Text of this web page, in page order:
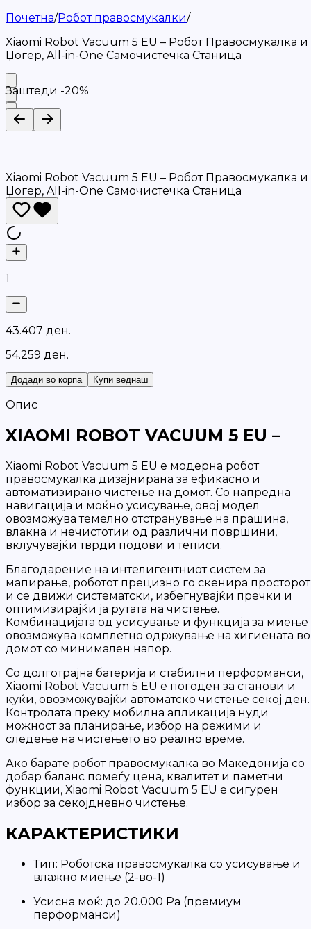
Почетна/Робот правосмукалки/
Xiaomi Robot Vacuum 5 EU – Робот Правосмукалка и
Џогер, All-in-One Самочистечка Станица
Заштеди -20%
Xiaomi Robot Vacuum 5 EU – Робот Правосмукалка и
Џогер, All-in-One Самочистечка Станица
1
43.407 ден.
54.259 ден.
Додади во корпа Купи веднаш
Опис
XIAOMI ROBOT VACUUM 5 EU –
Xiaomi Robot Vacuum 5 EU е модерна робот
правосмукалка дизајнирана за ефикасно и
автоматизирано чистење на домот. Со напредна
навигација и моќно усисување, овој модел
овозможува темелно отстранување на прашина,
влакна и нечистотии од различни површини,
вклучувајќи тврди подови и теписи.
Благодарение на интелигентниот систем за
мапирање, роботот прецизно го скенира просторот
и се движи систематски, избегнувајќи пречки и
оптимизирајќи ја рутата на чистење.
Комбинацијата од усисување и функција за миење
овозможува комплетно одржување на хигиената во
домот со минимален напор.
Со долготрајна батерија и стабилни перформанси,
Xiaomi Robot Vacuum 5 EU е погоден за станови и
куќи, овозможувајќи автоматско чистење секој ден.
Контролата преку мобилна апликација нуди
можност за планирање, избор на режими и
следење на чистењето во реално време.
Ако барате робот правосмукалка во Македонија со
добар баланс помеѓу цена, квалитет и паметни
функции, Xiaomi Robot Vacuum 5 EU е сигурен
избор за секојдневно чистење.
КАРАКТЕРИСТИКИ
Тип: Роботска правосмукалка со усисување и
влажно миење (2-во-1)
Усисна моќ: до 20.000 Pa (премиум
перформанси)